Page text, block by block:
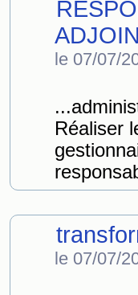
le 07/07/
Réaliser
le 07/07/